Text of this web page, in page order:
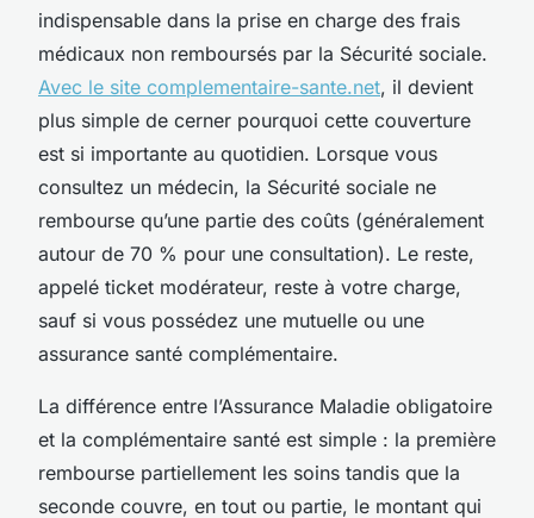
indispensable dans la prise en charge des frais
médicaux non remboursés par la Sécurité sociale.
Avec le site complementaire-sante.net, il devient
plus simple de cerner pourquoi cette couverture
est si importante au quotidien. Lorsque vous
consultez un médecin, la Sécurité sociale ne
rembourse qu’une partie des coûts (généralement
autour de 70 % pour une consultation). Le reste,
appelé ticket modérateur, reste à votre charge,
sauf si vous possédez une mutuelle ou une
assurance santé complémentaire.
La différence entre l’Assurance Maladie obligatoire
et la complémentaire santé est simple : la première
rembourse partiellement les soins tandis que la
seconde couvre, en tout ou partie, le montant qui